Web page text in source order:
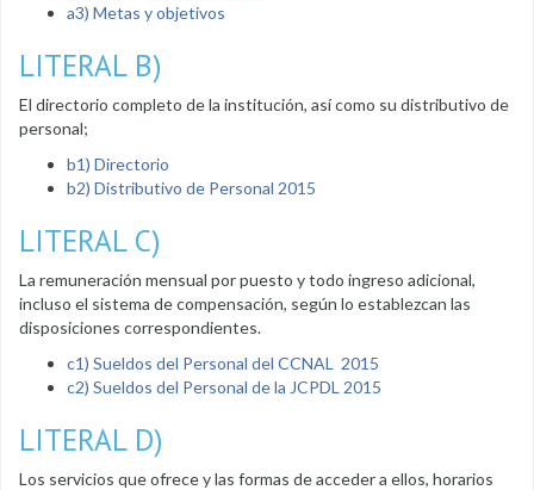
a3) Metas y objetivos
LITERAL B)
El directorio completo de la institución, así como su distributivo de
personal;
b1) Directorio
b2) Distributivo de Personal 2015
LITERAL C)
La remuneración mensual por puesto y todo ingreso adicional,
incluso el sistema de compensación, según lo establezcan las
disposiciones correspondientes.
c1) Sueldos del Personal del CCNAL 2015
c2) Sueldos del Personal de la JCPDL 2015
LITERAL D)
Los servicios que ofrece y las formas de acceder a ellos, horarios